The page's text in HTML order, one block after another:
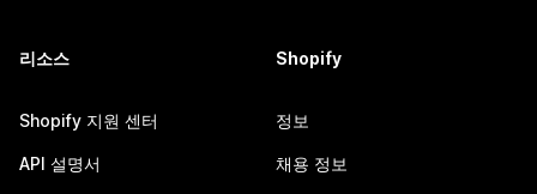
리소스
Shopify 지원 센터
API 설명서
Shopify
정보
채용 정보